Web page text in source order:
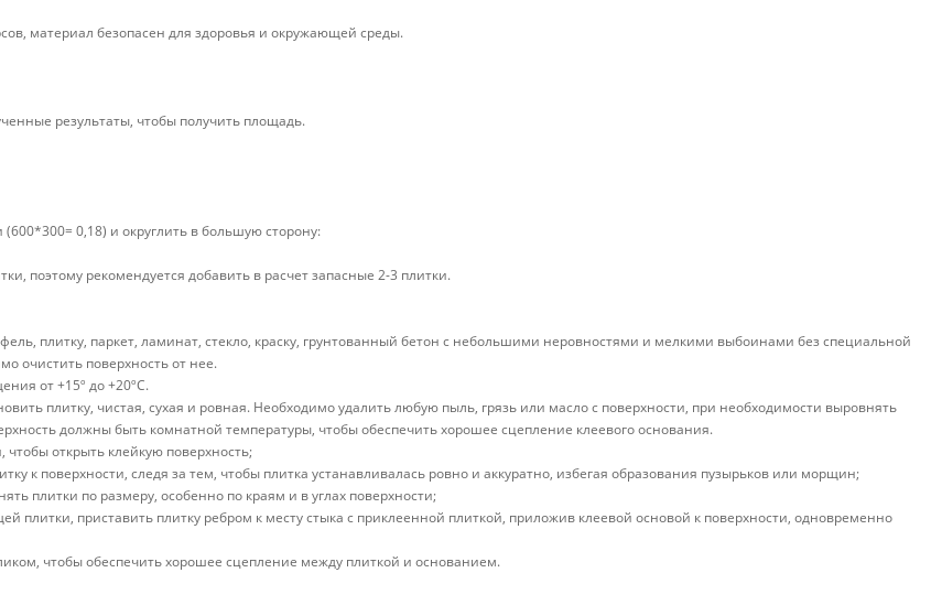
материал безопасен для здоровья и окружающей среды.
результаты, чтобы получить площадь.
0,18) и округлить в большую сторону:
поэтому рекомендуется добавить в расчет запасные 2-3 плитки.
плитку, паркет, ламинат, стекло, краску, грунтованный бетон с небольшими неровностями и мелкими выбоинами без специальной
очистить поверхность от нее.
от +15º до +20ºС.
плитку, чистая, сухая и ровная. Необходимо удалить любую пыль, грязь или масло с поверхности, при необходимости выровнять
должны быть комнатной температуры, чтобы обеспечить хорошее сцепление клеевого основания.
открыть клейкую поверхность;
к поверхности, следя за тем, чтобы плитка устанавливалась ровно и аккуратно, избегая образования пузырьков или морщин;
плитки по размеру, особенно по краям и в углах поверхности;
плитки, приставить плитку ребром к месту стыка с приклеенной плиткой, приложив клеевой основой к поверхности, одновременно
чтобы обеспечить хорошее сцепление между плиткой и основанием.